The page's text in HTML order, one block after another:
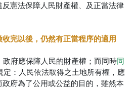
憲法保障人民財產權、及正當法律
完以後，仍然有正當程序的適用
府應保障人民的財產權；而同時同
定：人民依法取得之土地所有權，應
府為了公用或公益的目的，雖然本